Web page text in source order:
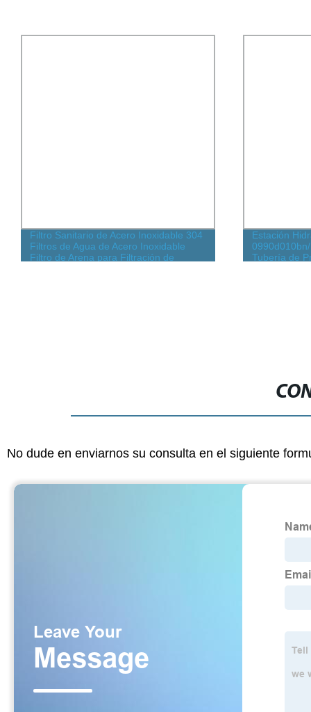
Filtro Sanitario de Acero Inoxidable 304
Filtros de Agua de Acero Inoxidable
Filtro de Arena para Filtración de
Estación
Tubería de
No dude en enviarnos su consulta en el siguiente